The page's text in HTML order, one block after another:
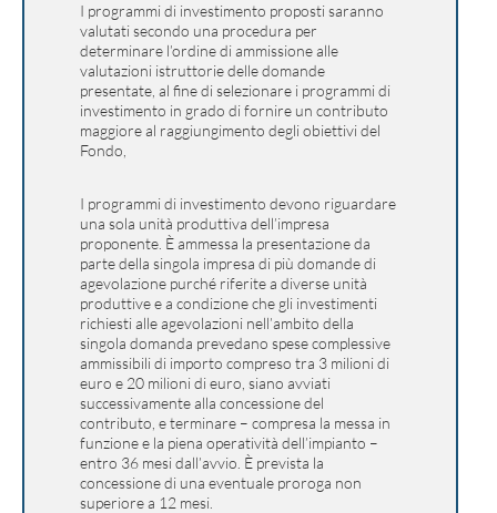
I programmi di investimento proposti saranno
valutati secondo una procedura per
determinare l’ordine di ammissione alle
valutazioni istruttorie delle domande
presentate, al fine di selezionare i programmi di
investimento in grado di fornire un contributo
maggiore al raggiungimento degli obiettivi del
Fondo,
I programmi di investimento devono riguardare
una sola unità produttiva dell’impresa
proponente. È ammessa la presentazione da
parte della singola impresa di più domande di
agevolazione purché riferite a diverse unità
produttive e a condizione che gli investimenti
richiesti alle agevolazioni nell’ambito della
singola domanda prevedano spese complessive
ammissibili di importo compreso tra 3 milioni di
euro e 20 milioni di euro, siano avviati
successivamente alla concessione del
contributo, e terminare – compresa la messa in
funzione e la piena operatività dell’impianto –
entro 36 mesi dall’avvio. È prevista la
concessione di una eventuale proroga non
superiore a 12 mesi.